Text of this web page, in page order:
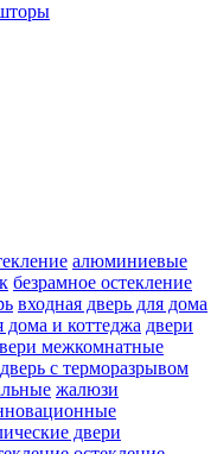
алюминиевые
безрамное остекление
входная дверь для дома
дома и коттеджа двери
межкомнатные
дверь с терморазрывом
жалюзи
двери